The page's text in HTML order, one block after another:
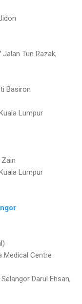
Tun Razak,
Basiron
Lumpur
Lumpur
Medical Centre
Darul Ehsan,